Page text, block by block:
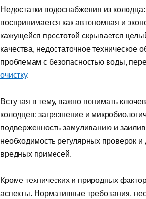
Недостатки водоснабжения из
воспринимается как автономная и
кажущейся простотой скрывается
качества, недостаточное
проблемам с безопасностью воды,
очистку.
Вступая в тему, важно понимать
колодцев: загрязнение и
подверженность замуливанию и
необходимость регулярных проверок
вредных примесей.
Кроме технических и природных
аспекты. Нормативные требования,